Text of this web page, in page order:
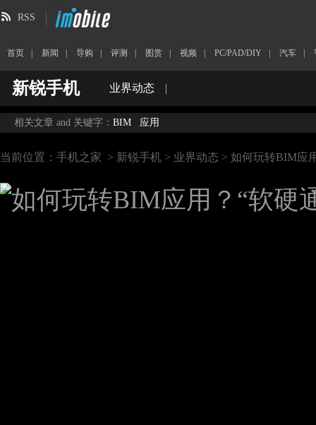
RSS
首页 新闻 导购 评测 图赏 视频 PC/PAD/DIY 汽车
新锐手机 业界动态 |
相关文章 and 关键字： BIM 应用
当前位置： 手机之家 > 新锐手机 > 业界动态 > 如何玩转BIM应